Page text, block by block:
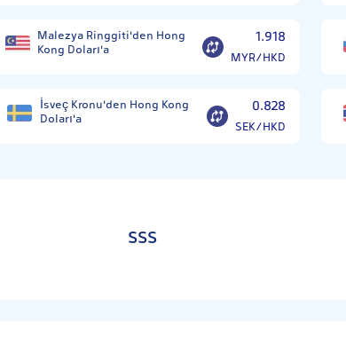
Malezya Ringgiti'den Hong
Kong Doları'a
1.918
MYR/HKD
İsveç Kronu'den Hong Kong
Doları'a
0.828
SEK/HKD
SSS